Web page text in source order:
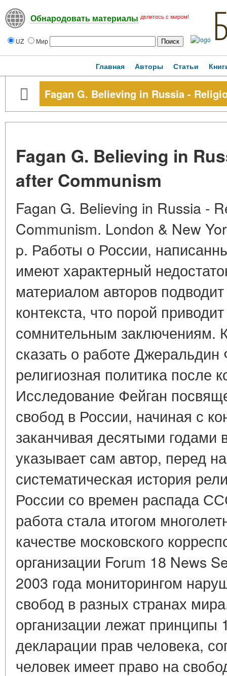
Обнародовать материалы делитесь с миром!
UZ Мир
Главная Авторы Статьи
Fagan G. Believing in Russia -
Fagan G. Believing in
after Communism
Fagan G. Believing in Russia -
Communism. London & New
p. Работы о России,
имеют характерный
материалом авторов
контекста, что порой
сомнительным заключениям.
сказать о работе
религиозная политика после
Исследование Фейган
свобод в России, начиная с
заканчивая десятыми годами
указывает сам автор, перед
систематическая история
России со времен распада
работа стала итогом
качестве московского
организации Forum 18 News
2003 года мониторингом
свобод в разных странах
организации лежат принципы
декларации прав человека,
человек имеет право на